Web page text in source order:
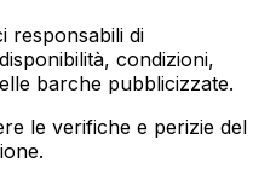
responsabili di
condizioni,
barche pubblicizzate.
le verifiche e perizie del